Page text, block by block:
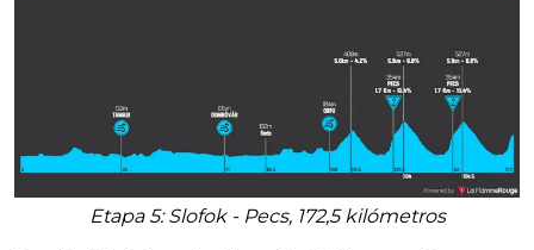
Etapa 5: Slofok - Pecs, 172,5 kilómetros